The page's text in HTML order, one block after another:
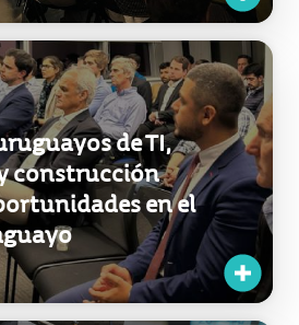
de TI,
construcción
en el